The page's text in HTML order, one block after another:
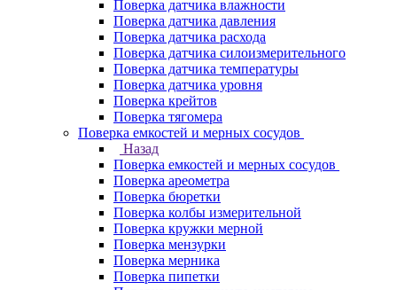
Поверка датчика влажности
Поверка датчика давления
Поверка датчика расхода
Поверка датчика силоизмерительного
Поверка датчика температуры
Поверка датчика уровня
Поверка крейтов
Поверка тягомера
Поверка емкостей и мерных сосудов
Назад
Поверка емкостей и мерных сосудов
Поверка ареометра
Поверка бюретки
Поверка колбы измерительной
Поверка кружки мерной
Поверка мензурки
Поверка мерника
Поверка пипетки